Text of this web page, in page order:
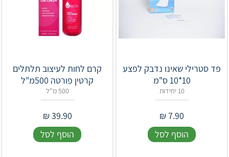
פד סטרילי שאינו נדבק לפצע
10*10 ס"מ
10 יחידות
7.90
₪
הוסף לסל
קרם לחות לעיצוב תלתלים
קרטין פורטה 500מ"ל
500 מ"ל
39.90
₪
הוסף לסל